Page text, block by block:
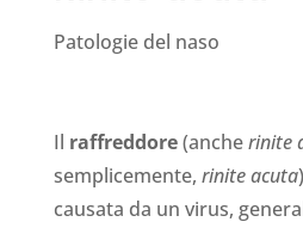
Patologie del naso
Il raffreddore(ancherinite
semplicemente, rinite acuta
causata da un virus,